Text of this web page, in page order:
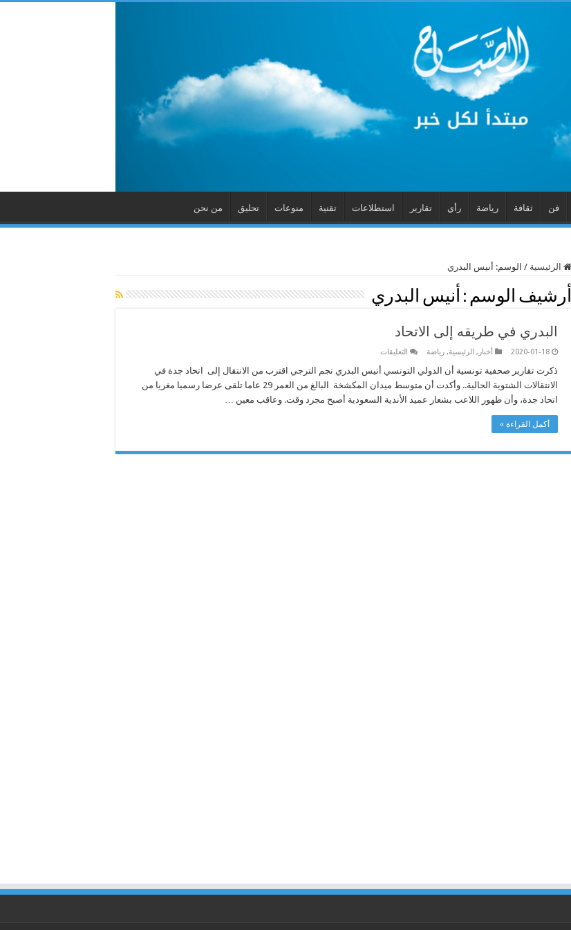
فن ثقافة رياضة رأي تقارير استطلاعات تقنية منوعات تحليق من نحن
الرئيسية / الوسم: أنيس البدري
أرشيف الوسم : أنيس البدري
البدري في طريقه إلى الاتحاد
2020-01-18 أخبار , الرئيسية, رياضة التعليقات
في
طريقه
إلى
الاتحاد
مغلقة
ذكرت تقارير صحفية تونسية أن الدولي التونسي أنيس البدري نجم الترجي اقترب من الانتقال إلى اتحاد جدة في
الانتقالات الشتوية الحالية.. وأكدت أن متوسط ميدان المكشخة البالغ من العمر 29 عاما تلقى عرضا رسميا مغريا من
اتحاد جدة، وأن ظهور اللاعب بشعار عميد الأندية السعودية أصبح مجرد وقت. وعاقب معين …
أكمل القراءة »